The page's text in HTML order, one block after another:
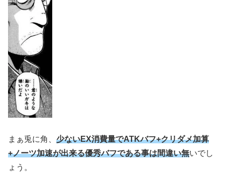
まぁ兎に角、 少ないEX消費量でATKバフ+クリダメ加算
+ノーツ加速が出来る優秀バフである事は間違い無いでし
ょう。